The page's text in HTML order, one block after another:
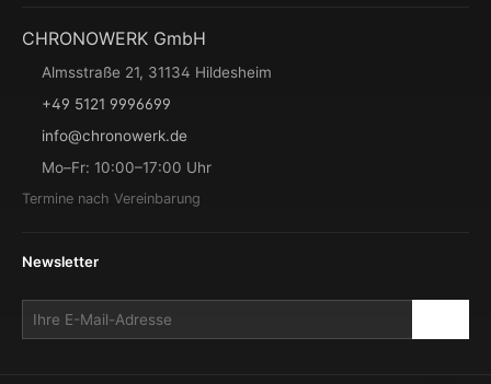
CHRONOWERK GmbH
Almsstraße 21, 31134 Hildesheim
+49 5121 9996699
info@chronowerk.de
Mo–Fr: 10:00–17:00 Uhr
Termine nach Vereinbarung
Newsletter